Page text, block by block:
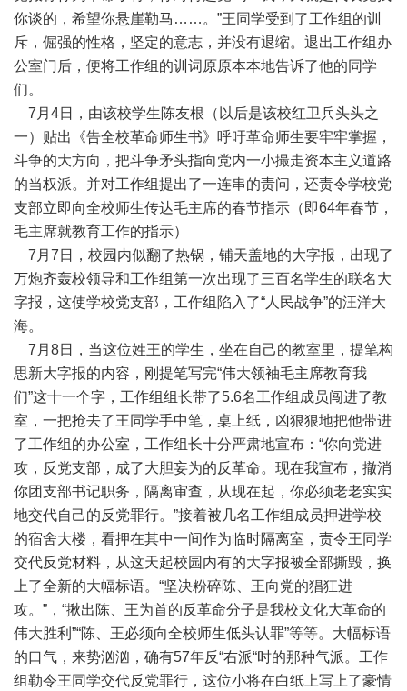
你谈的，希望你悬崖勒马……。”王同学受到了工作组的训
斥，倔强的性格，坚定的意志，并没有退缩。退出工作组办
公室门后，便将工作组的训词原原本本地告诉了他的同学
们。
7月4日，由该校学生陈友根（以后是该校红卫兵头头之
一）贴出《告全校革命师生书》呼吁革命师生要牢牢掌握，
斗争的大方向，把斗争矛头指向党内一小撮走资本主义道路
的当权派。并对工作组提出了一连串的责问，还责令学校党
支部立即向全校师生传达毛主席的春节指示（即64年春节，
毛主席就教育工作的指示）
7月7日，校园内似翻了热锅，铺天盖地的大字报，出现了
万炮齐轰校领导和工作组第一次出现了三百名学生的联名大
字报，这使学校党支部，工作组陷入了“人民战争”的汪洋大
海。
7月8日，当这位姓王的学生，坐在自己的教室里，提笔构
思新大字报的内容，刚提笔写完“伟大领袖毛主席教育我
们”这十一个字，工作组组长带了5.6名工作组成员闯进了教
室，一把抢去了王同学手中笔，桌上纸，凶狠狠地把他带进
了工作组的办公室，工作组长十分严肃地宣布：“你向党进
攻，反党支部，成了大胆妄为的反革命。现在我宣布，撤消
你团支部书记职务，隔离审查，从现在起，你必须老老实实
地交代自己的反党罪行。”接着被几名工作组成员押进学校
的宿舍大楼，看押在其中一间作为临时隔离室，责令王同学
交代反党材料，从这天起校园内有的大字报被全部撕毁，换
上了全新的大幅标语。“坚决粉碎陈、王向党的猖狂进
攻。”，“揪出陈、王为首的反革命分子是我校文化大革命的
伟大胜利”“陈、王必须向全校师生低头认罪”等等。大幅标语
的口气，来势汹汹，确有57年反“右派“时的那种气派。工作
组勒令王同学交代反党罪行，这位小将在白纸上写上了豪情